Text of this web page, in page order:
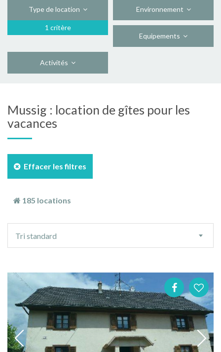
Type de location
1 critère
Environnement
Equipements
Activités
Mussig : location de gîtes pour les
vacances
Effacer les filtres
185 locations
tri
Tri standard